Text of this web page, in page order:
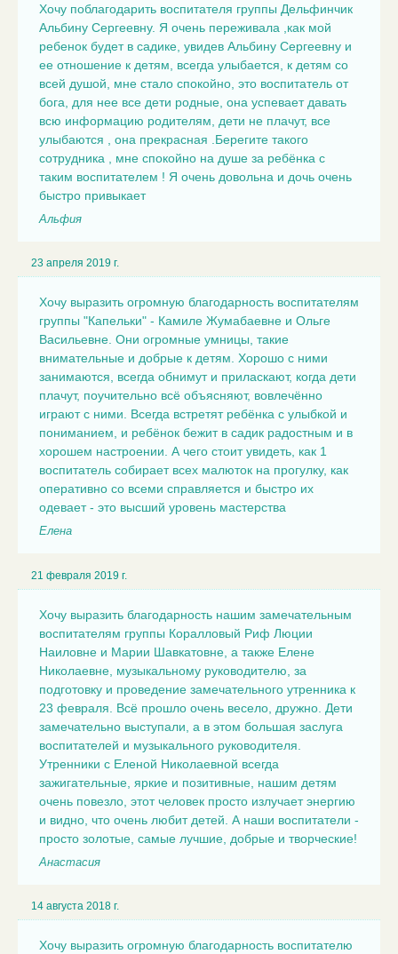
Хочу поблагодарить воспитателя группы Дельфинчик
Альбину Сергеевну. Я очень переживала ,как мой
ребенок будет в садике, увидев Альбину Сергеевну и
ее отношение к детям, всегда улыбается, к детям со
всей душой, мне стало спокойно, это воспитатель от
бога, для нее все дети родные, она успевает давать
всю информацию родителям, дети не плачут, все
улыбаются , она прекрасная .Берегите такого
сотрудника , мне спокойно на душе за ребёнка с
таким воспитателем ! Я очень довольна и дочь очень
быстро привыкает
Альфия
23 апреля 2019 г.
Хочу выразить огромную благодарность воспитателям
группы "Капельки" - Камиле Жумабаевне и Ольге
Васильевне. Они огромные умницы, такие
внимательные и добрые к детям. Хорошо с ними
занимаются, всегда обнимут и приласкают, когда дети
плачут, поучительно всё объясняют, вовлечённо
играют с ними. Всегда встретят ребёнка с улыбкой и
пониманием, и ребёнок бежит в садик радостным и в
хорошем настроении. А чего стоит увидеть, как 1
воспитатель собирает всех малюток на прогулку, как
оперативно со всеми справляется и быстро их
одевает - это высший уровень мастерства
Елена
21 февраля 2019 г.
Хочу выразить благодарность нашим замечательным
воспитателям группы Коралловый Риф Люции
Наиловне и Марии Шавкатовне, а также Елене
Николаевне, музыкальному руководителю, за
подготовку и проведение замечательного утренника к
23 февраля. Всё прошло очень весело, дружно. Дети
замечательно выступали, а в этом большая заслуга
воспитателей и музыкального руководителя.
Утренники с Еленой Николаевной всегда
зажигательные, яркие и позитивные, нашим детям
очень повезло, этот человек просто излучает энергию
и видно, что очень любит детей. А наши воспитатели -
просто золотые, самые лучшие, добрые и творческие!
Анастасия
14 августа 2018 г.
Хочу выразить огромную благодарность воспитателю